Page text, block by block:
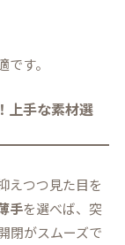
す。
上手な素材選
えつつ見た目を
手を選べば、突
閉がスムーズで